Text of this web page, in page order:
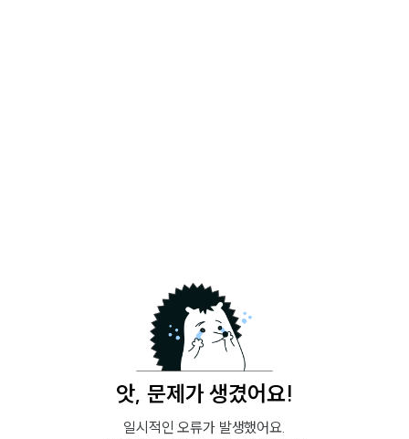
앗, 문제가 생겼어요!
일시적인 오류가 발생했어요.